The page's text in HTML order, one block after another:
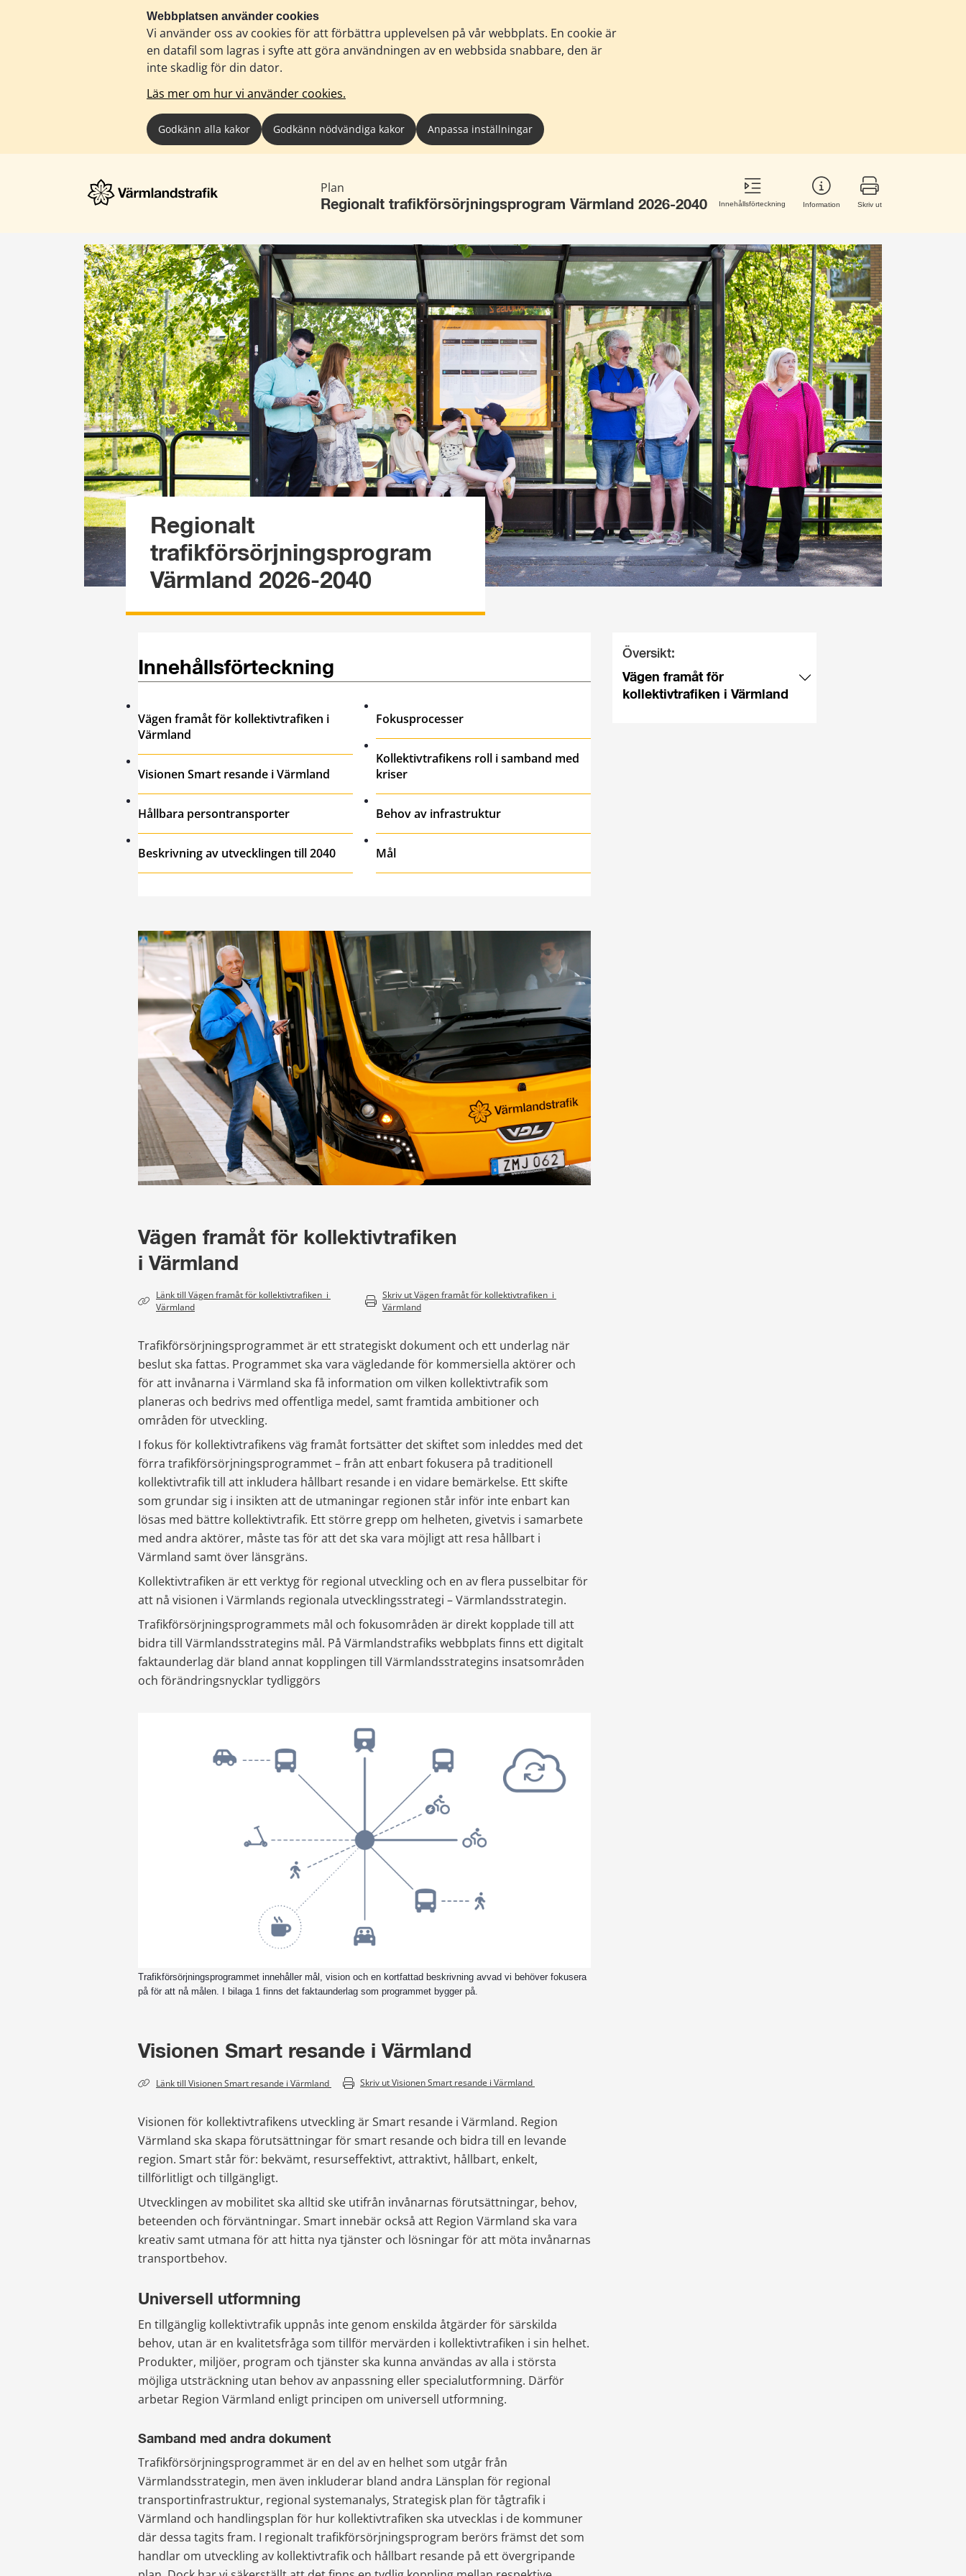
Webbplatsen använder cookies
Vi använder oss av cookies för att förbättra upplevelsen på vår webbplats. En cookie är
en datafil som lagras i syfte att göra användningen av en webbsida snabbare, den är
inte skadlig för din dator.
Läs mer om hur vi använder cookies.
Godkänn alla kakor Godkänn nödvändiga kakor Anpassa inställningar
Plan
Regionalt trafikförsörjningsprogram Värmland 2026-2040 Innehållsförteckning Information Skriv ut
Regionalt
trafikförsörjningsprogram
Värmland 2026-2040
Innehållsförteckning
Vägen framåt för kollektivtrafiken i
Värmland
Visionen Smart resande i Värmland
Hållbara persontransporter
Beskrivning av utvecklingen till 2040
Fokusprocesser
Kollektivtrafikens roll i samband med
kriser
Behov av infrastruktur
Mål
Vägen framåt för kollektivtrafiken
i Värmland
Länk till Vägen framåt för kollektivtrafiken  i
Värmland
Skriv ut Vägen framåt för kollektivtrafiken  i
Värmland
Trafikförsörjningsprogrammet är ett strategiskt dokument och ett underlag när
beslut ska fattas. Programmet ska vara vägledande för kommersiella aktörer och
för att invånarna i Värmland ska få information om vilken kollektivtrafik som
planeras och bedrivs med offentliga medel, samt framtida ambitioner och
områden för utveckling.
I fokus för kollektivtrafikens väg framåt fortsätter det skiftet som inleddes med det
förra trafikförsörjningsprogrammet – från att enbart fokusera på traditionell
kollektivtrafik till att inkludera hållbart resande i en vidare bemärkelse. Ett skifte
som grundar sig i insikten att de utmaningar regionen står inför inte enbart kan
lösas med bättre kollektivtrafik. Ett större grepp om helheten, givetvis i samarbete
med andra aktörer, måste tas för att det ska vara möjligt att resa hållbart i
Värmland samt över länsgräns.
Kollektivtrafiken är ett verktyg för regional utveckling och en av flera pusselbitar för
att nå visionen i Värmlands regionala utvecklingsstrategi – Värmlandsstrategin.
Trafikförsörjningsprogrammets mål och fokusområden är direkt kopplade till att
bidra till Värmlandsstrategins mål. På Värmlandstrafiks webbplats finns ett digitalt
faktaunderlag där bland annat kopplingen till Värmlandsstrategins insatsområden
och förändringsnycklar tydliggörs
Trafikförsörjningsprogrammet innehåller mål, vision och en kortfattad beskrivning avvad vi behöver fokusera
på för att nå målen. I bilaga 1 finns det faktaunderlag som programmet bygger på.
Visionen Smart resande i Värmland
Länk till Skriv ut Visionen Smart resande i Värmland
Visionen för kollektivtrafikens utveckling är Smart resande i Värmland. Region
Värmland ska skapa förutsättningar för smart resande och bidra till en levande
region. Smart står för: bekvämt, resurseffektivt, attraktivt, hållbart, enkelt,
tillförlitligt och tillgängligt.
Utvecklingen av mobilitet ska alltid ske utifrån invånarnas förutsättningar, behov,
beteenden och förväntningar. Smart innebär också att Region Värmland ska vara
kreativ samt utmana för att hitta nya tjänster och lösningar för att möta invånarnas
transportbehov.
Universell utformning
En tillgänglig kollektivtrafik uppnås inte genom enskilda åtgärder för särskilda
behov, utan är en kvalitetsfråga som tillför mervärden i kollektivtrafiken i sin helhet.
Produkter, miljöer, program och tjänster ska kunna användas av alla i största
möjliga utsträckning utan behov av anpassning eller specialutformning. Därför
arbetar Region Värmland enligt principen om universell utformning.
Samband med andra dokument
Trafikförsörjningsprogrammet är en del av en helhet som utgår från
Värmlandsstrategin, men även inkluderar bland andra Länsplan för regional
transportinfrastruktur, regional systemanalys, Strategisk plan för tågtrafik i
Värmland och handlingsplan för hur kollektivtrafiken ska utvecklas i de kommuner
där dessa tagits fram. I regionalt trafikförsörjningsprogram berörs främst det som
handlar om utveckling av kollektivtrafik och hållbart resande på ett övergripande
Översikt:
Vägen framåt för
kollektivtrafiken i Värmland